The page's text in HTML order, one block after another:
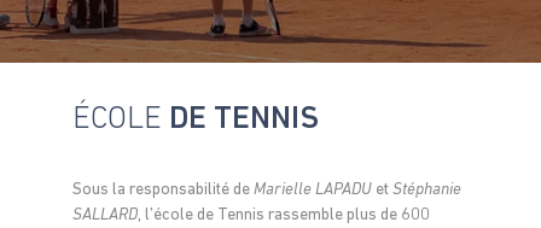
ÉCOLE DE TENNIS
Sous la responsabilité de Marielle LAPADU et Stéphanie
SALLARD, l’école de Tennis rassemble plus de 600